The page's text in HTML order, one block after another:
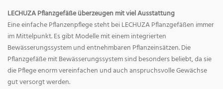
LECHUZA Pflanzgefäße überzeugen mit viel Ausstattung
Eine einfache Pflanzenpflege steht bei LECHUZA Pflanzgefäßen immer
im Mittelpunkt. Es gibt Modelle mit einem integrierten
Bewässerungssystem und entnehmbaren Pflanzeinsätzen. Die
Pflanzgefäße mit Bewässerungssystem sind besonders beliebt, da sie
die Pflege enorm vereinfachen und auch anspruchsvolle Gewächse
gut versorgt werden.